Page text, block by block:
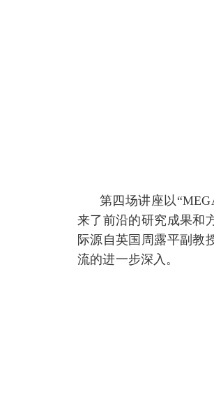
第四场讲座以
来了前沿的研究成果和
际源自英国周露平副教
流的进一步深入。